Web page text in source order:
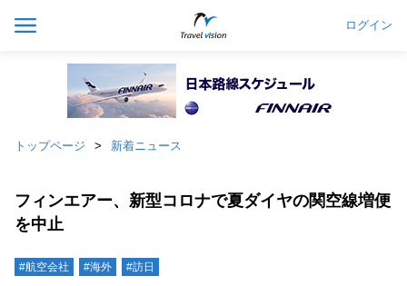
ログイン
トップページ 新着ニュース
フィンエアー、新型コロナで夏ダイヤの関空線増便
を中止
#航空会社 #海外 #訪日